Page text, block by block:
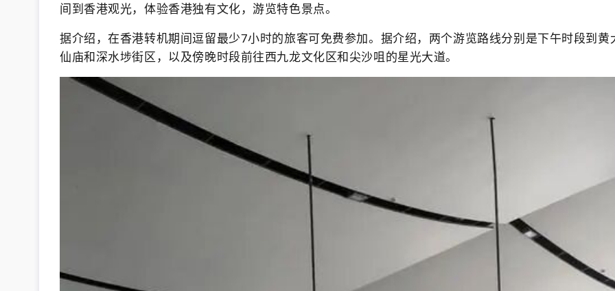
间到香港观光，体验香港独有文化，游览特色景点。
据介绍，在香港转机期间逗留最少7小时的旅客可免费参加。据介绍，两个游览路线分别是下午时段到黄
仙庙和深水埗街区，以及傍晚时段前往西九龙文化区和尖沙咀的星光大道。